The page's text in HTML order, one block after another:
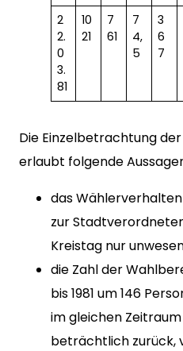
2
2.
0
3.
81
10
21
7
61
7
4,
5
3
6
7
Die Einzelbetrachtung
erlaubt folgende
das
zur
Kreistag nur
die Zahl der
bis 1981 um 146
im gleichen
beträchtlich zurück,